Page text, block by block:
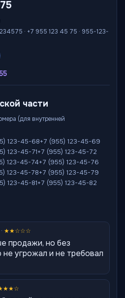
· +7 955 123 45 75 · 955-123-
части
(для внутренней
123-45-68+7 (955) 123-45-69
123-45-71+7 (955) 123-45-72
123-45-74+7 (955) 123-45-76
123-45-78+7 (955) 123-45-79
123-45-81+7 (955) 123-45-82
★★☆☆☆
продажи, но без
не угрожал и не требовал